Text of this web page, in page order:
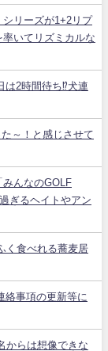
リーズが1+2リプ
いてリズミカルな
は2時間待ち⁉犬連
～！と感じさせて
みんなのGOLF
ぎるヘイトやアン
く食べれる蕎麦居
絡事項の更新等に
からは想像できな